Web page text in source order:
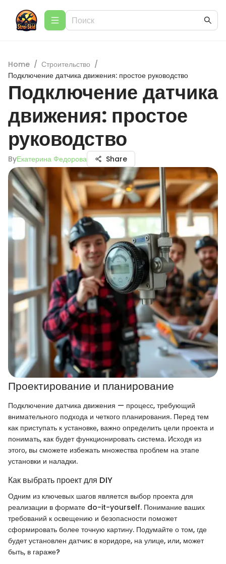
Home / Строительство /
Подключение датчика движения: простое руководство
Подключение датчика
движения: простое
руководство
ByЕкатерина Федорова Share
Проектирование и планирование
Подключение датчика движения — процесс, требующий
внимательного подхода и четкого планирования. Перед тем
как приступать к установке, важно определить цели проекта и
понимать, как будет функционировать система. Исходя из
этого, вы сможете избежать множества проблем на этапе
установки и наладки.
Как выбрать проект для DIY
Одним из ключевых шагов является выбор проекта для
реализации в формате do-it-yourself. Понимание ваших
требований к освещению и безопасности поможет
сформировать более точную картину. Подумайте о том, где
будет установлен датчик: в коридоре, на улице, или, может
быть, в гараже?